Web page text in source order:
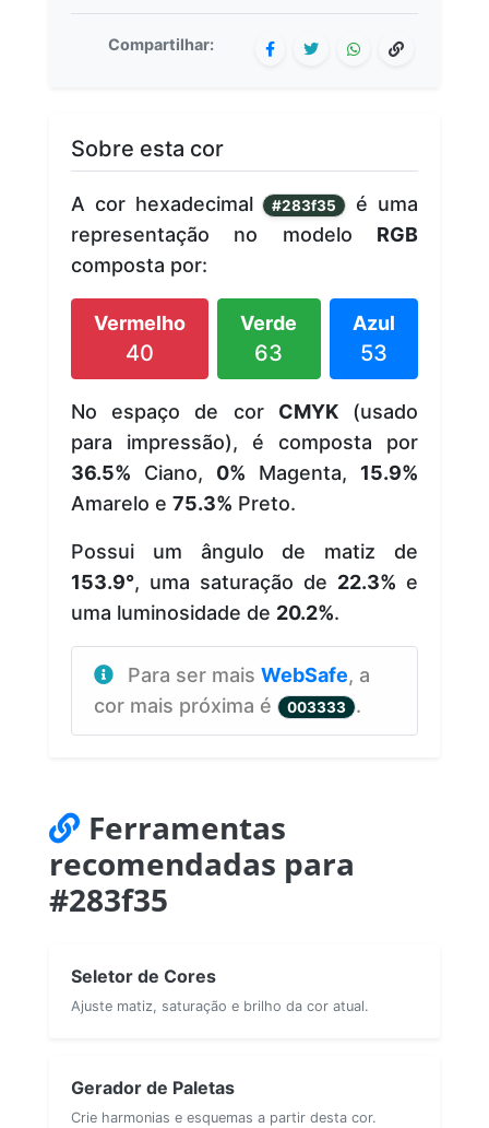
Compartilhar:
Sobre esta cor
A cor hexadecimal #283f35
é uma
representação no modelo RGB
composta por:
Vermelho
40
Verde
63
Azul
53
No espaço de cor CMYK(usado
para impressão), é composta por
36.5% Ciano, 0% Magenta, 15.9%
Amarelo e 75.3% Preto.
Possui um ângulo de matiz de
153.9°, uma saturação de 22.3% e
uma luminosidade de 20.2%.
Para ser mais WebSafe, a
cor mais próxima é
003333 .
Ferramentas
recomendadas para
#283f35
Seletor de Cores
Ajuste matiz, saturação e brilho da cor atual.
Gerador de Paletas
Crie harmonias e esquemas a partir desta cor.